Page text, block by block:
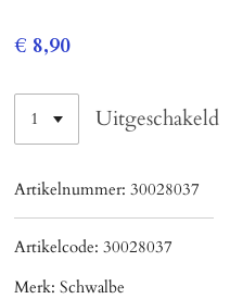
€ 8,90
Uitgeschakeld
Artikelnummer: 30028037
Artikelcode: 30028037
Merk: Schwalbe